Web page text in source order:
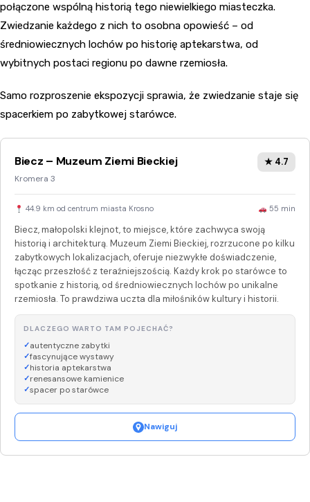
połączone wspólną historią tego niewielkiego miasteczka.
Zwiedzanie każdego z nich to osobna opowieść – od
średniowiecznych lochów po historię aptekarstwa, od
wybitnych postaci regionu po dawne rzemiosła.
Samo rozproszenie ekspozycji sprawia, że zwiedzanie staje się
spacerkiem po zabytkowej starówce.
Biecz – Muzeum Ziemi Bieckiej
Kromera 3
★ 4.7
44.9 km od centrum miasta Krosno 55 min
Biecz, małopolski klejnot, to miejsce, które zachwyca swoją
historią i architekturą. Muzeum Ziemi Bieckiej, rozrzucone po kilku
zabytkowych lokalizacjach, oferuje niezwykłe doświadczenie,
łącząc przeszłość z teraźniejszością. Każdy krok po starówce to
spotkanie z historią, od średniowiecznych lochów po unikalne
rzemiosła. To prawdziwa uczta dla miłośników kultury i historii.
DLACZEGO WARTO TAM POJECHAĆ?
autentyczne zabytki
fascynujące wystawy
historia aptekarstwa
renesansowe kamienice
spacer po starówce
Nawiguj